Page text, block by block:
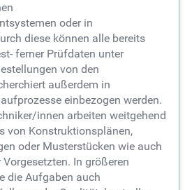
oder in
diese können alle bereits
ferner Prüfdaten unter
von den
außerdem in
einbezogen werden.
innen arbeiten weitgehend
von Konstruktionsplänen,
oder Musterstücken wie auch
In größeren
die Aufgaben auch